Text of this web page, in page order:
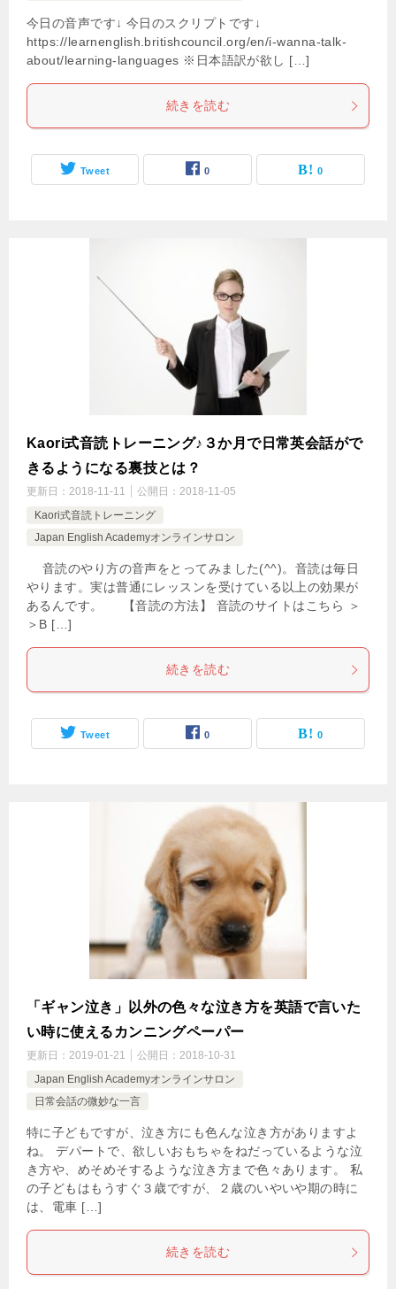
今日の音声です↓ 今日のスクリプトです↓
https://learnenglish.britishcouncil.org/en/i-wanna-talk-
about/learning-languages ※日本語訳が欲し […]
続きを読む
Tweet 0 0
Kaori式音読トレーニング♪３か月で日常英会話がで
きるようになる裏技とは？
更新日： 2018-11-11 公開日： 2018-11-05
Kaori式音読トレーニング
Japan English Academyオンラインサロン
音読のやり方の音声をとってみました(^^)。音読は毎日
やります。実は普通にレッスンを受けている以上の効果が
あるんです。 【音読の方法】 音読のサイトはこちら ＞
＞B […]
続きを読む
Tweet 0 0
「ギャン泣き」以外の色々な泣き方を英語で言いた
い時に使えるカンニングペーパー
更新日： 2019-01-21 公開日： 2018-10-31
Japan English Academyオンラインサロン
日常会話の微妙な一言
特に子どもですが、泣き方にも色んな泣き方がありますよ
ね。 デパートで、欲しいおもちゃをねだっているような泣
き方や、めそめそするような泣き方まで色々あります。 私
の子どもはもうすぐ３歳ですが、２歳のいやいや期の時に
は、電車 […]
続きを読む